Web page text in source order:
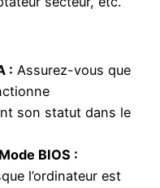
: Assurez-vous que
son statut dans le
BIOS :
l’ordinateur est